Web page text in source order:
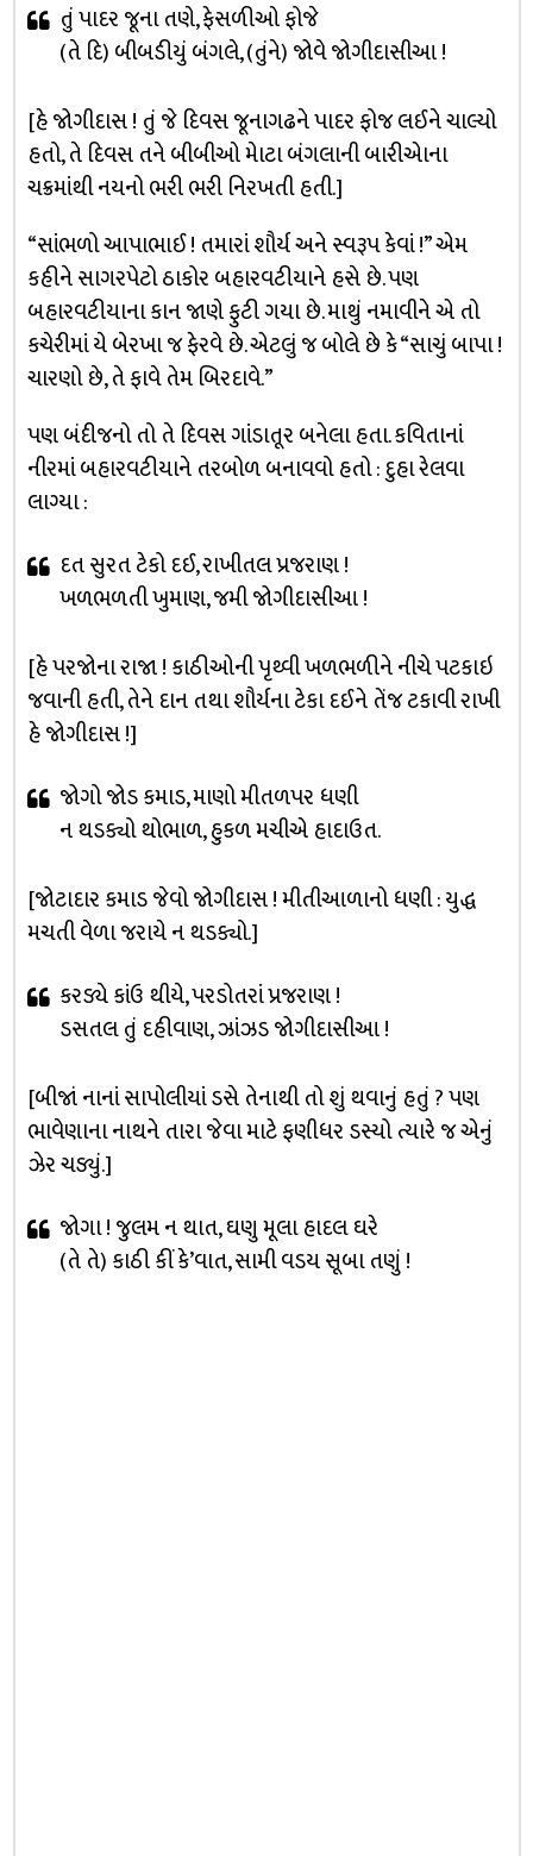
તું પાદર જૂના તણે, ફેસળીઓ ફોજે
(તે દિ) બીબડીયું બંગલે, (તુંને) જોવે જોગીદાસીઆ !
[હે જોગીદાસ ! તું જે દિવસ જૂનાગઢને પાદર ફોજ લઈને ચાલ્યો
હતો, તે દિવસ તને બીબીઓ મેાટા બંગલાની બારીએાના
ચક્રમાંથી નયનો ભરી ભરી નિરખતી હતી.]
“સાંભળો આપાભાઈ ! તમારાં શૌર્ય અને સ્વરૂપ કેવાં !” એમ
કહીને સાગરપેટો ઠાકોર બહારવટીયાને હસે છે. પણ
બહારવટીયાના કાન જાણે ફુટી ગયા છે. માથું નમાવીને એ તો
કચેરીમાં યે બેરખા જ ફેરવે છે. એટલું જ બોલે છે કે “સાચું બાપા !
ચારણો છે, તે ફાવે તેમ બિરદાવે.”
પણ બંદીજનો તો તે દિવસ ગાંડાતૂર બનેલા હતા. કવિતાનાં
નીરમાં બહારવટીયાને તરબોળ બનાવવો હતો : દુહા રેલવા
લાગ્યા :
દત સુરત ટેકો દઈ, રાખીતલ પ્રજરાણ !
ખળભળતી ખુમાણ, જમી જોગીદાસીઆ !
[હે પરજોના રાજા ! કાઠીઓની પૃથ્વી ખળભળીને નીચે પટકાઇ
જવાની હતી, તેને દાન તથા શૌર્યના ટેકા દઈને તેંજ ટકાવી રાખી
હે જોગીદાસ !]
જોગો જોડ કમાડ, માણો મીતળપર ધણી
ન થડક્યો થોભાળ, હુકળ મચીએ હાદાઉત.
[જોટાદાર કમાડ જેવો જોગીદાસ ! મીતીઆળાનો ધણી : યુદ્ધ
મચતી વેળા જરાયે ન થડક્યો.]
કરડ્યે કાંઉ થીયે, પરડોતરાં પ્રજરાણ !
ડસતલ તું દહીવાણ, ઝાંઝડ જોગીદાસીઆ !
[બીજાં નાનાં સાપોલીયાં ડસે તેનાથી તો શું થવાનું હતું ? પણ
ભાવેણાના નાથને તારા જેવા માટે ફણીધર ડસ્યો ત્યારે જ એનું
ઝેર ચડ્યું.]
જોગા ! જુલમ ન થાત, ઘણુ મૂલા હાદલ ઘરે
(તે તે) કાઠી કીં કે’વાત, સામી વડય સૂબા તણું !